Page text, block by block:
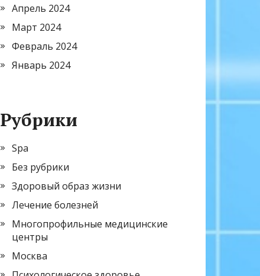
Апрель 2024
Март 2024
Февраль 2024
Январь 2024
Рубрики
Spa
Без рубрики
Здоровый образ жизни
Лечение болезней
Многопрофильные медицинские
центры
Москва